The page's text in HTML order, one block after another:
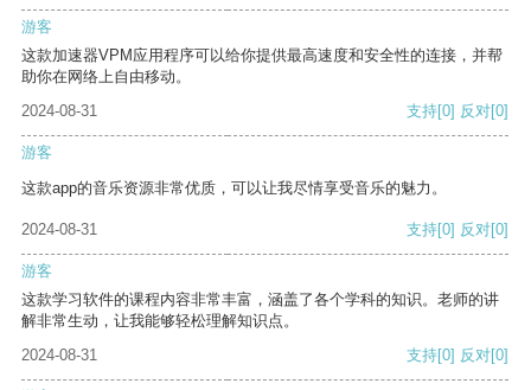
游客
这款加速器VPM应用程序可以给你提供最高速度和安全性的连接，并帮
助你在网络上自由移动。
2024-08-31
支持[0] 反对[0]
游客
这款app的音乐资源非常优质，可以让我尽情享受音乐的魅力。
2024-08-31 支持[0] 反对[0]
游客
这款学习软件的课程内容非常丰富，涵盖了各个学科的知识。老师的讲
解非常生动，让我能够轻松理解知识点。
2024-08-31
支持[0] 反对[0]